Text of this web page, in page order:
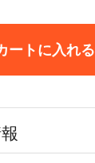
ートに入れる